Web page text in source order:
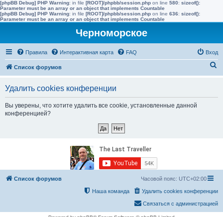
[phpBB Debug] PHP Warning: in file [ROOT]/phpbb/session.php on line 580: sizeof():
Parameter must be an array or an object that implements Countable
[phpBB Debug] PHP Warning: in file [ROOT]/phpbb/session.php on line 636: sizeof():
Parameter must be an array or an object that implements Countable
Черноморское
Правила Интерактивная карта FAQ Вход
Список форумов
Удалить cookies конференции
Вы уверены, что хотите удалить все cookie, установленные данной
конференцией?
Список форумов Часовой пояс: UTC+02:00
Удалить cookies конференции
Наша команда
Связаться с администрацией